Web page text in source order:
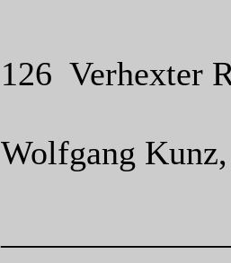
126 Verhexter
Wolfgang